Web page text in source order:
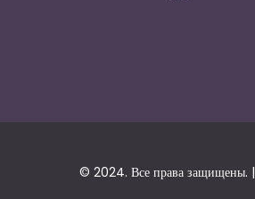
© 2024. Все права защищены. |